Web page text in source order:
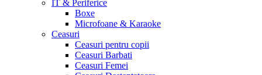
IT & Periferice
Boxe
Microfoane & Karaoke
Ceasuri
Ceasuri pentru copii
Ceasuri Barbati
Ceasuri Femei